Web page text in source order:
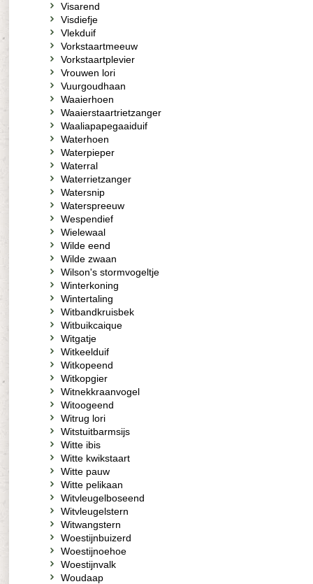
Visarend
Visdiefje
Vlekduif
Vorkstaartmeeuw
Vorkstaartplevier
Vrouwen lori
Vuurgoudhaan
Waaierhoen
Waaierstaartrietzanger
Waaliapapegaaiduif
Waterhoen
Waterpieper
Waterral
Waterrietzanger
Watersnip
Waterspreeuw
Wespendief
Wielewaal
Wilde eend
Wilde zwaan
Wilson's stormvogeltje
Winterkoning
Wintertaling
Witbandkruisbek
Witbuikcaique
Witgatje
Witkeelduif
Witkopeend
Witkopgier
Witnekkraanvogel
Witoogeend
Witrug lori
Witstuitbarmsijs
Witte ibis
Witte kwikstaart
Witte pauw
Witte pelikaan
Witvleugelboseend
Witvleugelstern
Witwangstern
Woestijnbuizerd
Woestijnoehoe
Woestijnvalk
Woudaap